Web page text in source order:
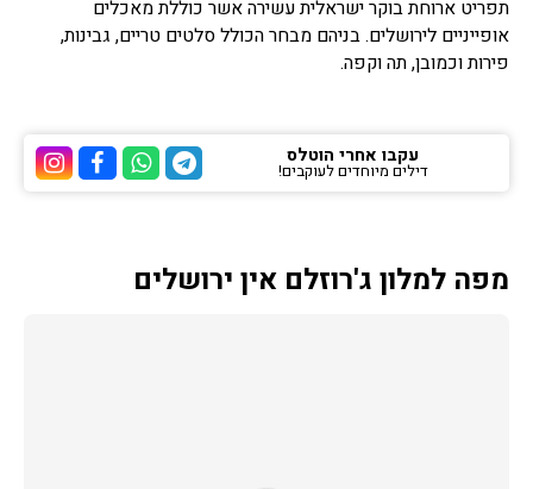
תפריט ארוחת בוקר ישראלית עשירה אשר כוללת מאכלים
אופייניים לירושלים. בניהם מבחר הכולל סלטים טריים, גבינות,
פירות וכמובן, תה וקפה.
ערוץ ערוץ
ערוץ הוואטסאפ של
ערוץ הטלגרם של הוטלס
עקבו אחרי הוטלס
דילים מיוחדים לעוקבים!
מפה למלון ג'רוזלם אין ירושלים